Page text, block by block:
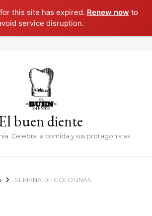
this site has expired. Renew now to
service disruption.
buen diente
Celebra la comida y sus protagonistas
SEMANA DE GOLOSINAS